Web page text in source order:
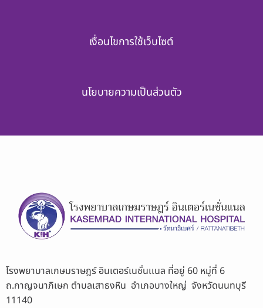
เงื่อนไขการใช้เว็บไซต์
นโยบายความเป็นส่วนตัว
โรงพยาบาลเกษมราษฎร์ อินเตอร์เนชั่นเเนล ที่อยู่ 60 หมู่ที่ 6
ถ.กาญจนาภิเษก ตำบลเสาธงหิน อำเภอบางใหญ่ จังหวัดนนทบุรี
11140